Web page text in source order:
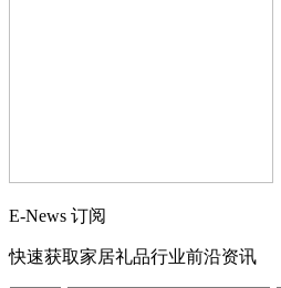
E-News 订阅
快速获取家居礼品行业前沿资讯